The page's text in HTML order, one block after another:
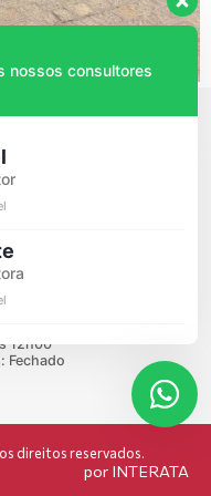
Lapa - PR
83750-000
às 18h00
12h00
Fechado
direitos reservados.
por INTERATA
nossos consultores